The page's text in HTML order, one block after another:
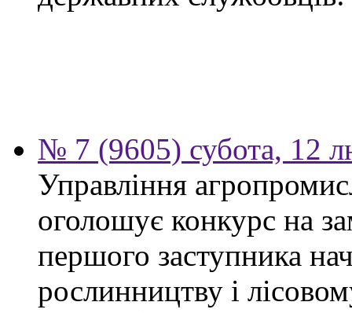
№ 7 (9605) субота, 12
Управління
оголошує конкурс на
першого заступника
рослинництву і